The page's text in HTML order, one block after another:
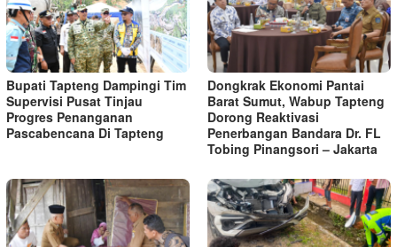
Bupati Tapteng Dampingi Tim
Supervisi Pusat Tinjau
Progres Penanganan
Pascabencana Di Tapteng
Dongkrak Ekonomi Pantai
Barat Sumut, Wabup Tapteng
Dorong Reaktivasi
Penerbangan Bandara Dr. FL
Tobing Pinangsori – Jakarta